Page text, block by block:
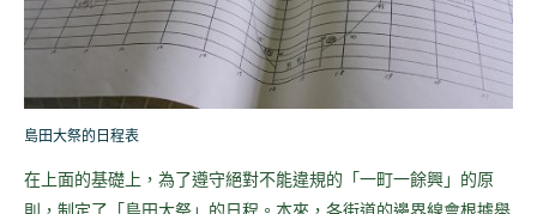
島田大祭的日程表
在上面的基礎上，為了遵守絕對不能違規的「一町一餘興」的原